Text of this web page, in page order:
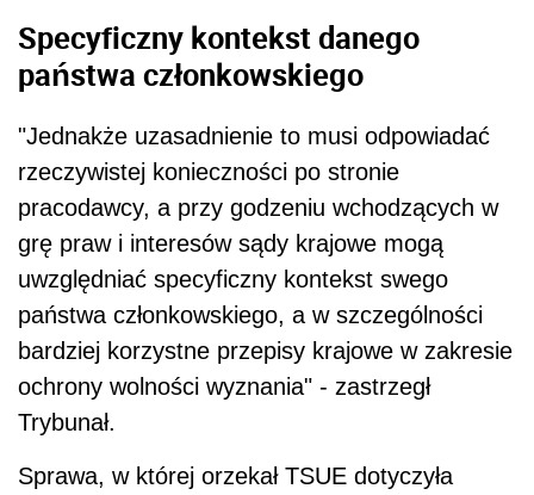
Specyficzny kontekst danego
państwa członkowskiego
"Jednakże uzasadnienie to musi odpowiadać
rzeczywistej konieczności po stronie
pracodawcy, a przy godzeniu wchodzących w
grę praw i interesów sądy krajowe mogą
uwzględniać specyficzny kontekst swego
państwa członkowskiego, a w szczególności
bardziej korzystne przepisy krajowe w zakresie
ochrony wolności wyznania" - zastrzegł
Trybunał.
Sprawa, w której orzekał TSUE dotyczyła